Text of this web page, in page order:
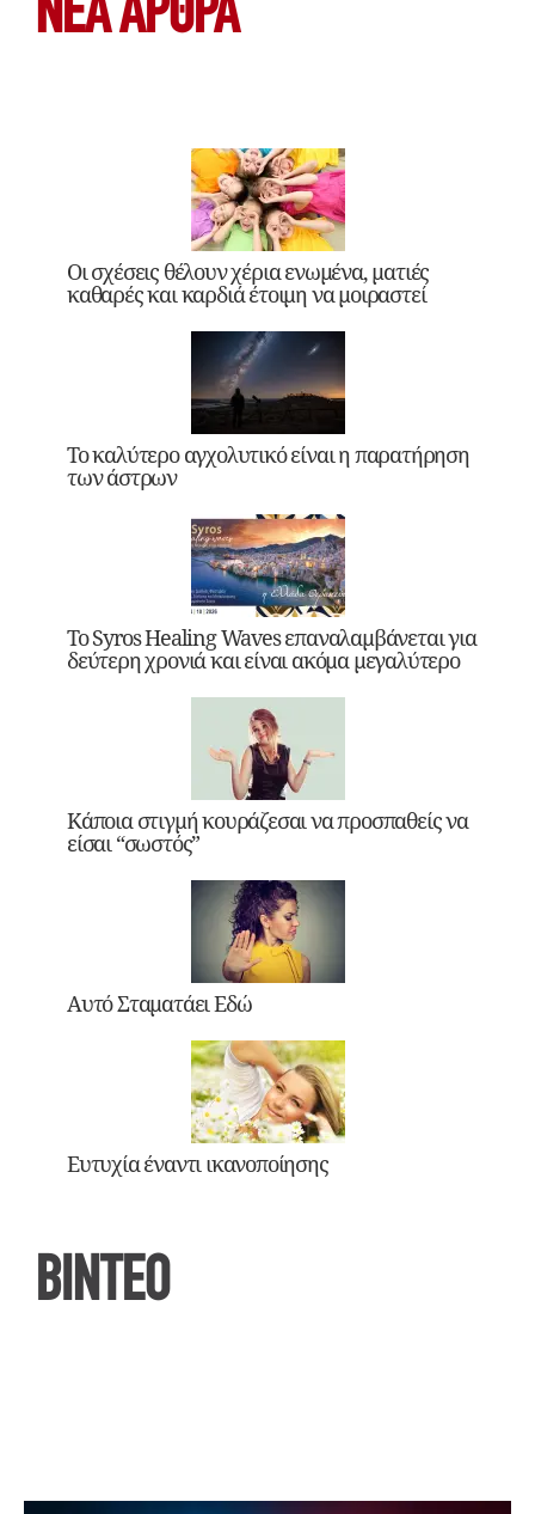
ΝΕΑ ΆΡΘΡΑ
Οι σχέσεις θέλουν χέρια ενωμένα, ματιές
καθαρές και καρδιά έτοιμη να μοιραστεί
Το καλύτερο αγχολυτικό είναι η παρατήρηση
των άστρων
Το Syros Healing Waves επαναλαμβάνεται για
δεύτερη χρονιά και είναι ακόμα μεγαλύτερο
Κάποια στιγμή κουράζεσαι να προσπαθείς να
είσαι “σωστός”
Αυτό Σταματάει Εδώ
Ευτυχία έναντι ικανοποίησης
ΒΙΝΤΕΟ